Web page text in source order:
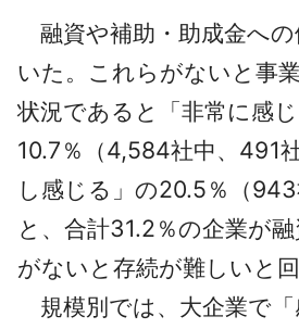
融資や補助・助成金へ
いた。これらがないと事
状況であると「非常に感
10.7％（4,584社中、491
し感じる」の20.5％（
と、合計31.2％の企業が
がないと存続が難しいと回
規模別では、大企業で